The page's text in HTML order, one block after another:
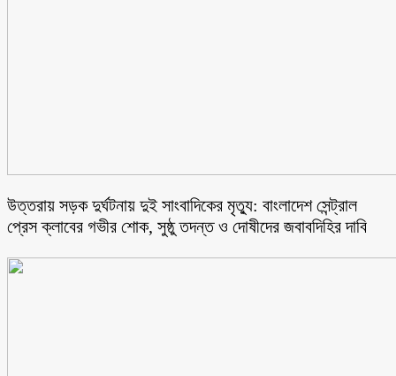
উত্তরায় সড়ক দুর্ঘটনায় দুই সাংবাদিকের মৃত্যু: বাংলাদেশ সেন্ট্রাল
প্রেস ক্লাবের গভীর শোক, সুষ্ঠু তদন্ত ও দোষীদের জবাবদিহির দাবি